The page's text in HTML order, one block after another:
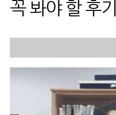
꼭 봐야 할 후기